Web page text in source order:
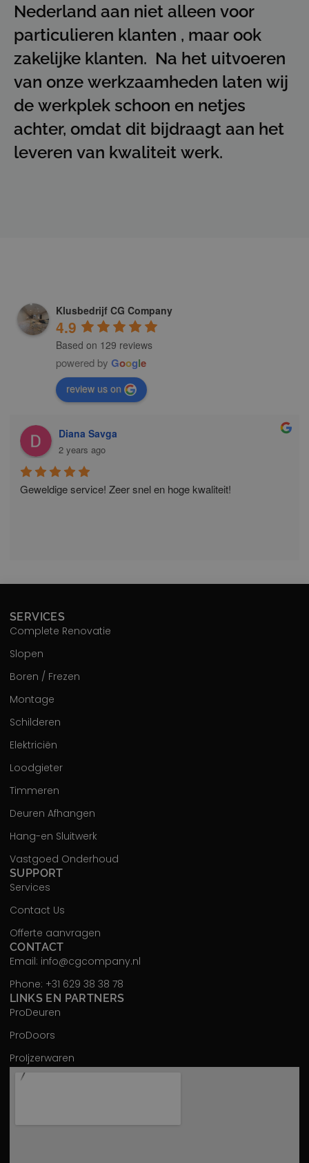
Nederland aan niet alleen voor
particulieren klanten , maar ook
zakelijke klanten. Na het uitvoeren
van onze werkzaamheden laten wij
de werkplek schoon en netjes
achter, omdat dit bijdraagt aan het
leveren van kwaliteit werk.
Klusbedrijf CG Company
4.9
Based on 129 reviews
powered by Google
review us on
Diana Savga
2 years ago
Geweldige service! Zeer snel en hoge kwaliteit!
SERVICES
Complete Renovatie
Slopen
Boren / Frezen
Montage
Schilderen
Elektriciën
Loodgieter
Timmeren
Deuren Afhangen
Hang-en Sluitwerk
Vastgoed Onderhoud
SUPPORT
Services
Contact Us
Offerte aanvragen
CONTACT
Email: info@cgcompany.nl
Phone: +31 629 38 38 78
LINKS EN PARTNERS
ProDeuren
ProDoors
ProIjzerwaren